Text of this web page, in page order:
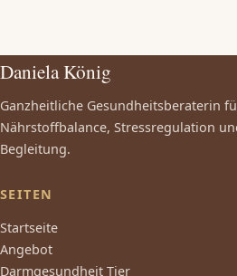
Daniela König
Ganzheitliche Gesundheitsberaterin
Nährstoffbalance, Stressregulation
Begleitung.
SEITEN
Startseite
Angebot
Darmgesundheit Tier